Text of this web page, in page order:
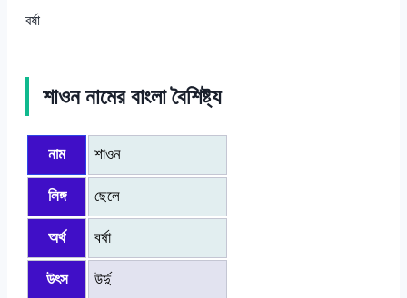
বর্ষা
শাওন নামের বাংলা বৈশিষ্ট্য
নাম শাওন
লিঙ্গ ছেলে
অর্থ বর্ষা
উৎস উর্দু